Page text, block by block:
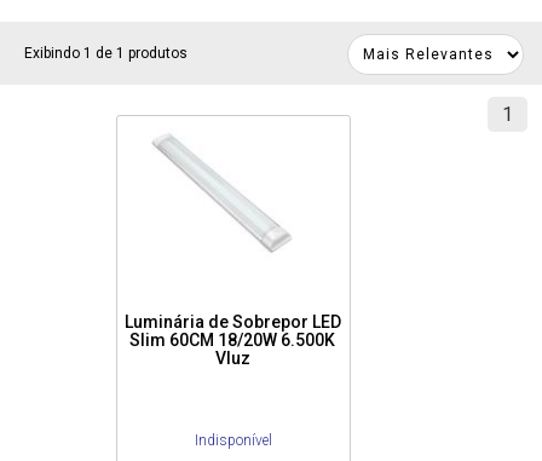
Exibindo 1 de 1 produtos
Luminária de Sobrepor LED
Slim 60CM 18/20W 6.500K
Vluz
Indisponível
1